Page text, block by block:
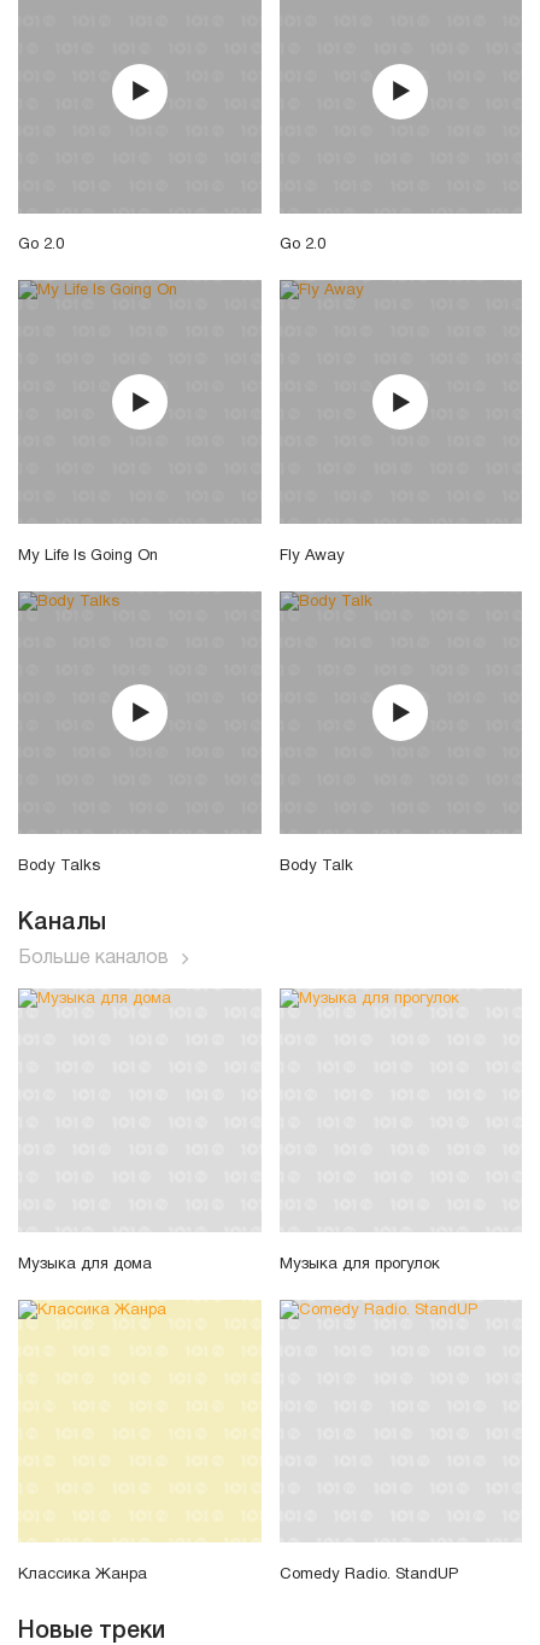
Go 2.0 Go 2.0
My Life Is Going On Fly Away
Body Talks Body Talk
Каналы
Больше каналов
Музыка для дома Музыка для прогулок
Классика Жанра Comedy Radio. StandUP
Новые треки